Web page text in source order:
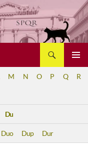
M N O P Q R
Du
Duo Dup Dur